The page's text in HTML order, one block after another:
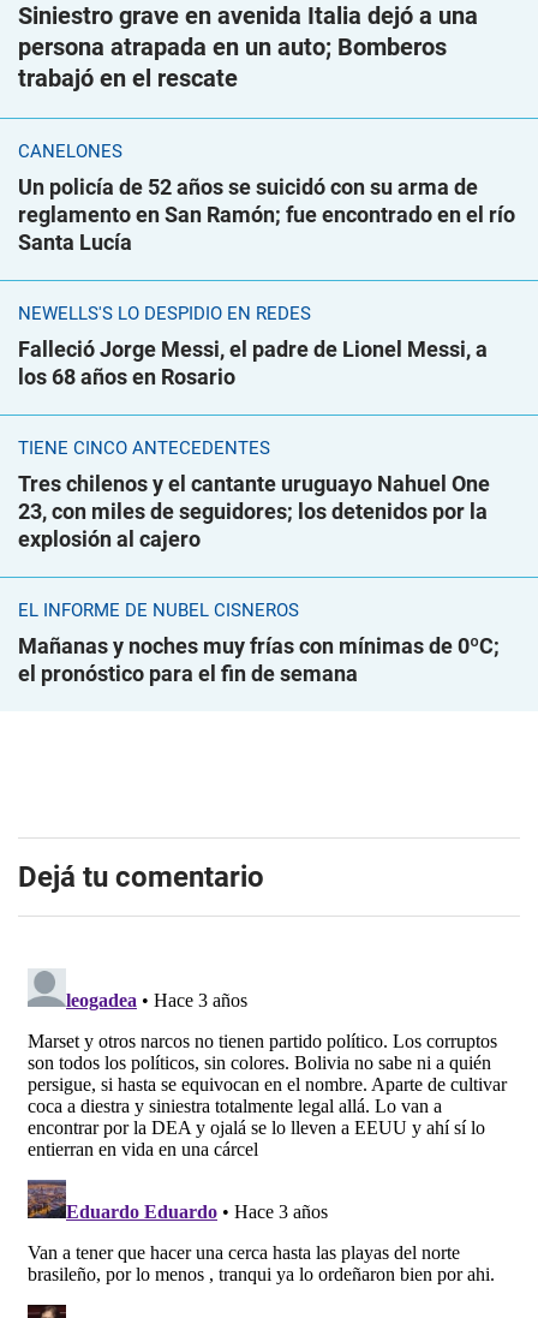
Siniestro grave en avenida Italia dejó a una
persona atrapada en un auto; Bomberos
trabajó en el rescate
CANELONES
Un policía de 52 años se suicidó con su arma de
reglamento en San Ramón; fue encontrado en el río
Santa Lucía
NEWELLS'S LO DESPIDIÓ EN REDES
Falleció Jorge Messi, el padre de Lionel Messi, a
los 68 años en Rosario
TIENE CINCO ANTECEDENTES
Tres chilenos y el cantante uruguayo Nahuel One
23, con miles de seguidores; los detenidos por la
explosión al cajero
EL INFORME DE NUBEL CISNEROS
Mañanas y noches muy frías con mínimas de 0ºC;
el pronóstico para el fin de semana
Dejá tu comentario